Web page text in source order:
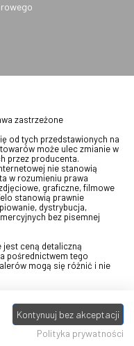
zastrzeżone
od tych przedstawionych na
może ulec zmianie w
przez producenta.
nie stanowią
w rozumieniu prawa
graficzne, filmowe
stanowią prawnie
dystrybucja,
bez pisemnej
jest ceną detaliczną
pośrednictwem tego
mogą się różnić i nie
dostępnej na stronie
Dowiedz się jak
. Prezentowana wartość
rejestracji w Panelu
informacji handlowo-
Kontynuuj bez akceptacji
Polityka prywatności